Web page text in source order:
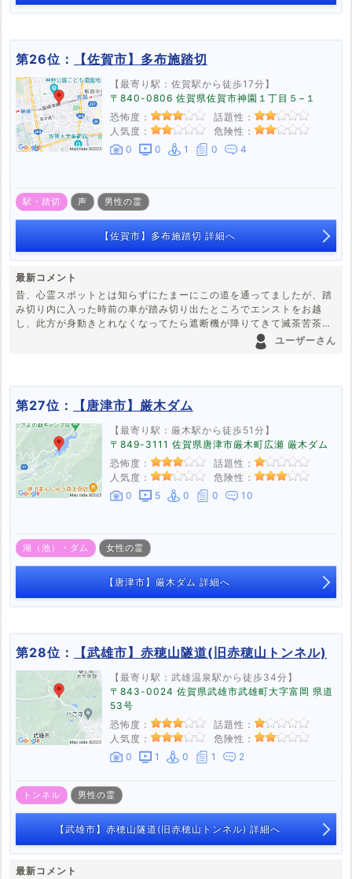
第26位： 【佐賀市】多布施踏切
【最寄り駅：佐賀駅から徒歩17分】
〒840-0806 佐賀県佐賀市神園１丁目５−１
恐怖度：
話題性：
人気度：
危険性：
0
0 1 0 4
駅・踏切 声 男性の霊
【佐賀市】多布施踏切 詳細へ
最新コメント
昔、心霊スポットとは知らずにたまーにこの道を通ってましたが、踏
み切り内に入った時前の車が踏み切り出たところでエンストをお越
し、此方が身動きとれなくなってたら遮断機が降りてきて滅茶苦茶焦
った覚えがあります。反対車線をむりくり出ていけたので難を逃れら
れたから良かったですが…今思い返してもゾッとする。
ユーザーさん
第27位： 【唐津市】厳木ダム
【最寄り駅：厳木駅から徒歩51分】
〒849-3111 佐賀県唐津市厳木町広瀬 厳木ダム
恐怖度：
話題性：
人気度：
危険性：
0
5 0 0 10
湖（池）・ダム 女性の霊
【唐津市】厳木ダム 詳細へ
第28位： 【武雄市】赤穂山隧道(旧赤穂山トンネル)
【最寄り駅：武雄温泉駅から徒歩34分】
〒843-0024 佐賀県武雄市武雄町大字富岡 県道
53号
恐怖度：
話題性：
人気度：
危険性：
0
1 0 1 2
トンネル 男性の霊
【武雄市】赤穂山隧道(旧赤穂山トンネル) 詳細へ
最新コメント